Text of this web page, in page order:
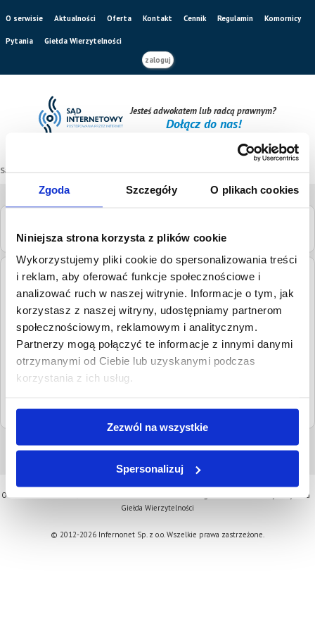
Zgoda Szczegóły O plikach cookies
Niniejsza strona korzysta z plików cookie
Wykorzystujemy pliki cookie do spersonalizowania treści
i reklam, aby oferować funkcje społecznościowe i
analizować ruch w naszej witrynie. Informacje o tym, jak
korzystasz z naszej witryny, udostępniamy partnerom
społecznościowym, reklamowym i analitycznym.
Partnerzy mogą połączyć te informacje z innymi danymi
otrzymanymi od Ciebie lub uzyskanymi podczas
korzystania z ich usług.
Zezwól na wszystkie
Spersonalizuj
O serwisie Aktualności Oferta Kontakt Cennik Regulamin Komornicy
Pytania
Giełda Wierzytelności
zaloguj
Jesteś adwokatem lub radcą prawnym?
Dołącz do nas!
Sąd internetowy
Adres: Armii Krajowej 2, 05-400 Otwock
Numery
kontaktowe:
tel. 22 778-20-50
(22) 778 20 51
Adresy email: boi@otwock.sr.gov.pl
Strona www: otwock.sr.gov.pl
O serwisie
Pytania
Giełda Wierzytelności
© 2012-2026 Infernonet Sp. z o.o. Wszelkie prawa zastrzeżone.